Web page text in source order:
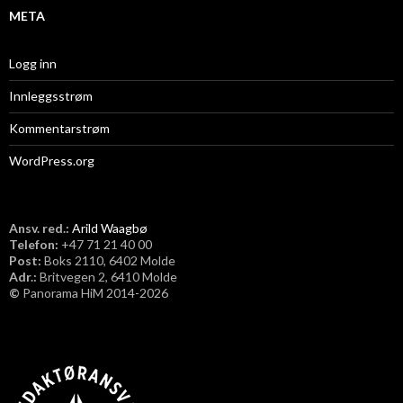
META
Logg inn
Innleggsstrøm
Kommentarstrøm
WordPress.org
Ansv. red.: Arild Waagbø
Telefon: ​+47 71 21 40 00
Post: Boks 2110, 6402 Molde
Adr.: Britvegen 2, 6410 Molde
© Panorama HiM 2014-2026